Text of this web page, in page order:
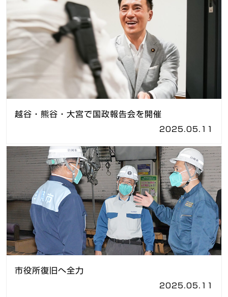
越谷・熊谷・大宮で国政報告会を開催
2025.05.11
市役所復旧へ全力
2025.05.11